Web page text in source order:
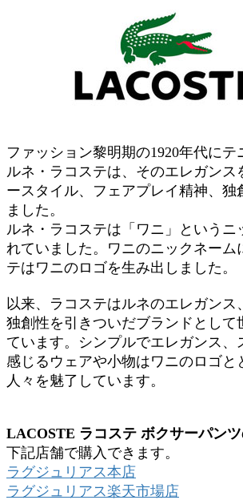
ファッション黎明期の1920年代にテ
ルネ・ラコステは、そのエレガンス
ースタイル、フェアプレイ精神、独
ました。
ルネ・ラコステは「ワニ」というニ
れていました。ワニのニックネーム
テはワニのロゴを生み出しました。
以来、ラコステはルネのエレガンス
独創性を引きついだブランドとして
ています。シンプルでエレガンス、
感じるウェアや小物はワニのロゴと
人々を魅了しています。
LACOSTE ラコステ ボクサーパン
下記店舗で購入できます。
ラグジュリアス本店
ラグジュリアス楽天市場店